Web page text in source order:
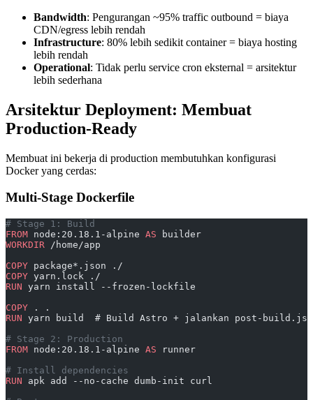
Bandwidth: Pengurangan ~95% traffic outbound = biaya
CDN/egress lebih rendah
Infrastructure: 80% lebih sedikit container = biaya hosting
lebih rendah
Operational: Tidak perlu service cron eksternal = arsitektur
lebih sederhana
Arsitektur Deployment: Membuat
Production-Ready
Membuat ini bekerja di production membutuhkan konfigurasi
Docker yang cerdas:
Multi-Stage Dockerfile
# Stage 1: Build
FROM node:20.18.1-alpine AS builder
WORKDIR /home/app
COPY package*.json ./
COPY yarn.lock ./
RUN yarn install --frozen-lockfile
COPY . .
RUN yarn build  # Build Astro + jalankan post-build.js
# Stage 2: Production
FROM node:20.18.1-alpine AS runner
# Install dependencies
RUN apk add --no-cache dumb-init curl